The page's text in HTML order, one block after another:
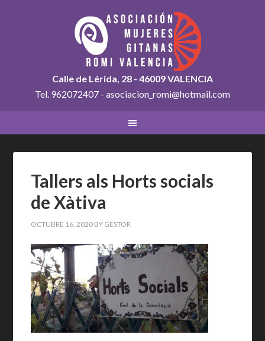
Calle de Lérida, 28 - 46009 VALENCIA
Tel. 962072407 - asociacion_romi@hotmail.com
Tallers als Horts socials
de Xàtiva
OCTUBRE 16, 2020 BY GESTOR